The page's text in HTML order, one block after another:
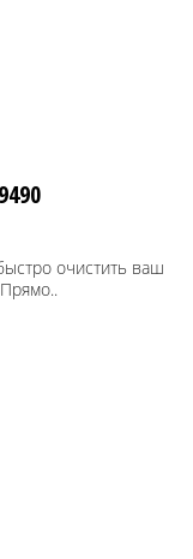
очистить ваш